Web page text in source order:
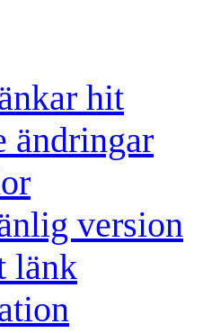
hit
ändringar
version
länk